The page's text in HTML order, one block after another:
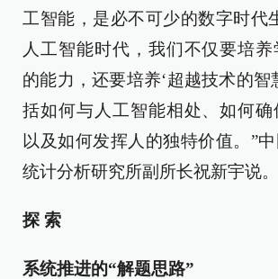
工智能，是必不可少的数字时代
人工智能时代，我们不仅要培
的能力，还要培养‘超越技术的智
括如何与人工智能相处、如何确
以及如何发挥人的独特价值。”
统计分析研究所副所长祝新宇说。
探 索
系统推进的“解题思路”